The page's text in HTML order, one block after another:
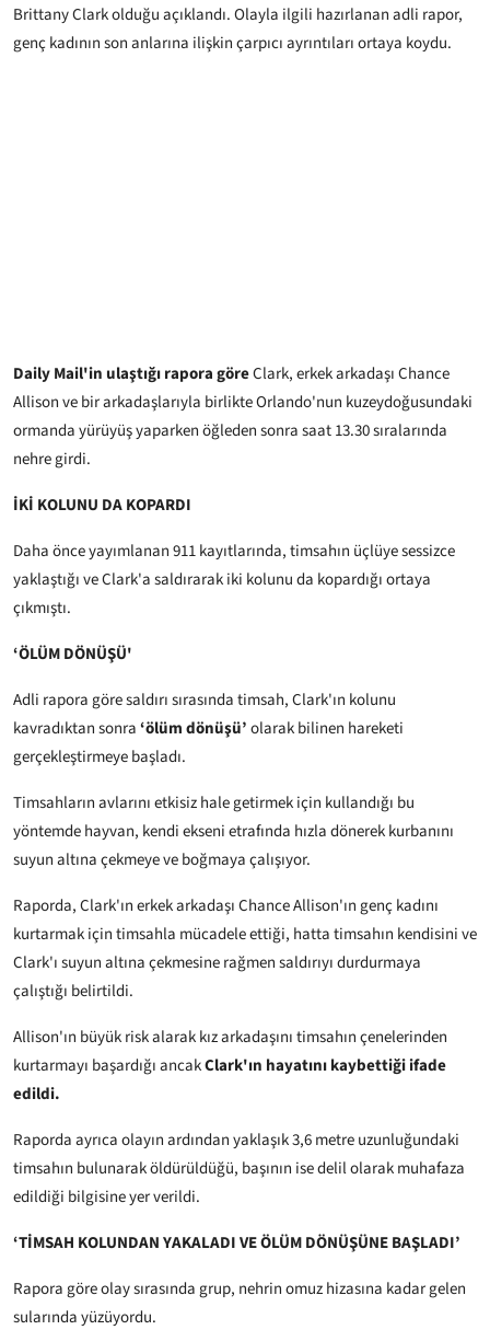
Brittany Clark olduğu açıklandı. Olayla ilgili hazırlanan adli rapor,
genç kadının son anlarına ilişkin çarpıcı ayrıntıları ortaya koydu.
Daily Mail'in ulaştığı rapora göreClark, erkek arkadaşı Chance
Allison ve bir arkadaşlarıyla birlikte Orlando'nun kuzeydoğusundaki
ormanda yürüyüş yaparken öğleden sonra saat 13.30 sıralarında
nehre girdi.
İKİ KOLUNU DA KOPARDI
Daha önce yayımlanan 911 kayıtlarında, timsahın üçlüye sessizce
yaklaştığı ve Clark'a saldırarak iki kolunu da kopardığı ortaya
çıkmıştı.
‘ÖLÜM DÖNÜŞÜ'
Adli rapora göre saldırı sırasında timsah, Clark'ın kolunu
kavradıktan sonra‘ölüm dönüşü’olarak bilinen hareketi
gerçekleştirmeye başladı.
Timsahların avlarını etkisiz hale getirmek için kullandığı bu
yöntemde hayvan, kendi ekseni etrafında hızla dönerek kurbanını
suyun altına çekmeye ve boğmaya çalışıyor.
Raporda, Clark'ın erkek arkadaşı Chance Allison'ın genç kadını
kurtarmak için timsahla mücadele ettiği, hatta timsahın kendisini ve
Clark'ı suyun altına çekmesine rağmen saldırıyı durdurmaya
çalıştığı belirtildi.
Allison'ın büyük risk alarak kız arkadaşını timsahın çenelerinden
kurtarmayı başardığı ancakClark'ın hayatını kaybettiği ifade
edildi.
Raporda ayrıca olayın ardından yaklaşık 3,6 metre uzunluğundaki
timsahın bulunarak öldürüldüğü, başının ise delil olarak muhafaza
edildiği bilgisine yer verildi.
‘TİMSAH KOLUNDAN YAKALADI VE ÖLÜM DÖNÜŞÜNE BAŞLADI’
Rapora göre olay sırasında grup, nehrin omuz hizasına kadar gelen
sularında yüzüyordu.